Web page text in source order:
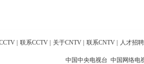
联系CCTV 关于CNTV 联系CNTV 人才招聘
中国中央电视台 中国网络电